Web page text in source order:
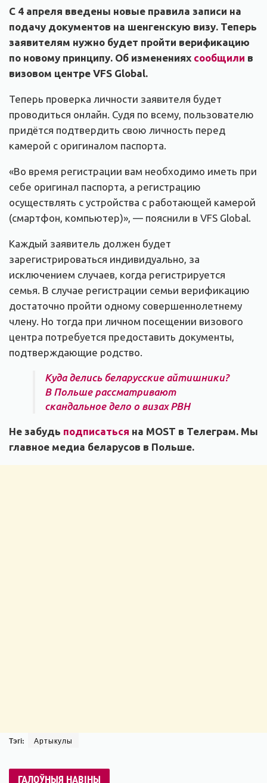
С 4 апреля введены новые правила записи на
подачу документов на шенгенскую визу. Теперь
заявителям нужно будет пройти верификацию
по новому принципу. Об изменениях сообщили в
визовом центре VFS Global.
Теперь проверка личности заявителя будет
проводиться онлайн. Судя по всему, пользователю
придётся подтвердить свою личность перед
камерой с оригиналом паспорта.
«Во время регистрации вам необходимо иметь при
себе оригинал паспорта, а регистрацию
осуществлять с устройства с работающей камерой
(смартфон, компьютер)», — пояснили в VFS Global.
Каждый заявитель должен будет
зарегистрироваться индивидуально, за
исключением случаев, когда регистрируется
семья. В случае регистрации семьи верификацию
достаточно пройти одному совершеннолетнему
члену. Но тогда при личном посещении визового
центра потребуется предоставить документы,
подтверждающие родство.
Куда делись беларусские айтишники?
В Польше рассматривают
скандальное дело о визах PBH
Не забудь подписаться на MOST в Телеграм. Мы
главное медиа беларусов в Польше.
Тэгі: Артыкулы
ГАЛОЎНЫЯ НАВІНЫ